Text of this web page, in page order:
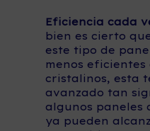
Eficiencia cada
bien es cierto
este tipo de
menos eficientes
cristalinos, esta
avanzado tan
algunos paneles
ya pueden